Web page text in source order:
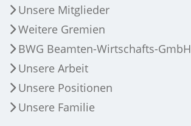
Unsere Mitglieder
Weitere Gremien
BWG Beamten-Wirtschafts-GmbH
Unsere Arbeit
Unsere Positionen
Unsere Familie